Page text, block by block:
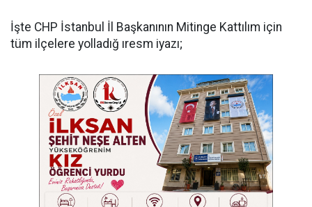
İşte CHP İstanbul İl Başkanının Mitinge Kattılım için
tüm ilçelere yolladığ ıresm iyazı;